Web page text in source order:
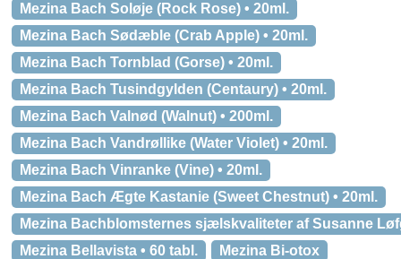
Mezina Bach Soløje (Rock Rose) • 20ml.
Mezina Bach Sødæble (Crab Apple) • 20ml.
Mezina Bach Tornblad (Gorse) • 20ml.
Mezina Bach Tusindgylden (Centaury) • 20ml.
Mezina Bach Valnød (Walnut) • 200ml.
Mezina Bach Vandrøllike (Water Violet) • 20ml.
Mezina Bach Vinranke (Vine) • 20ml.
Mezina Bach Ægte Kastanie (Sweet Chestnut) • 20ml.
Mezina Bachblomsternes sjælskvaliteter af Susanne
Mezina Bellavista • 60 tabl.
Mezina Bi-otox